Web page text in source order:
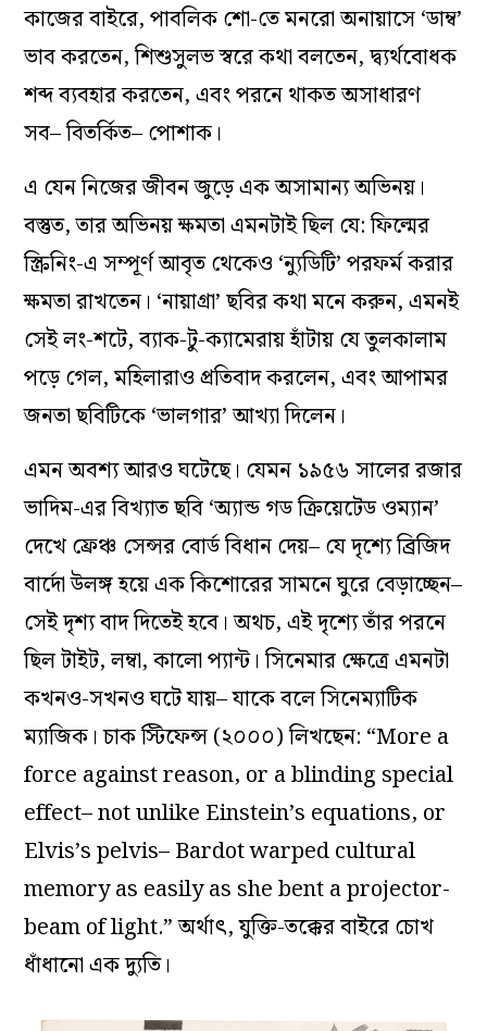
কাজের বাইরে, পাবলিক শো-তে মনরো অনায়াসে ‘ডাম্ব’
ভাব করতেন, শিশুসুলভ স্বরে কথা বলতেন, দ্ব্যর্থবোধক
শব্দ ব্যবহার করতেন, এবং পরনে থাকত অসাধারণ
সব– বিতর্কিত– পোশাক।
এ যেন নিজের জীবন জুড়ে এক অসামান্য অভিনয়।
বস্তুত, তার অভিনয় ক্ষমতা এমনটাই ছিল যে: ফিল্মের
স্ক্রিনিং-এ সম্পূর্ণ আবৃত থেকেও ‘ন্যুডিটি’ পরফর্ম করার
ক্ষমতা রাখতেন। ‘নায়াগ্রা’ ছবির কথা মনে করুন, এমনই
সেই লং-শটে, ব্যাক-টু-ক্যামেরায় হাঁটায় যে তুলকালাম
পড়ে গেল, মহিলারাও প্রতিবাদ করলেন, এবং আপামর
জনতা ছবিটিকে ‘ভালগার’ আখ্যা দিলেন।
এমন অবশ্য আরও ঘটেছে। যেমন ১৯৫৬ সালের রজার
ভাদিম-এর বিখ্যাত ছবি ‘অ্যান্ড গড ক্রিয়েটেড ওম্যান’
দেখে ফ্রেঞ্চ সেন্সর বোর্ড বিধান দেয়– যে দৃশ্যে ব্রিজিদ
বার্দো উলঙ্গ হয়ে এক কিশোরের সামনে ঘুরে বেড়াচ্ছেন–
সেই দৃশ্য বাদ দিতেই হবে। অথচ, এই দৃশ্যে তাঁর পরনে
ছিল টাইট, লম্বা, কালো প্যান্ট। সিনেমার ক্ষেত্রে এমনটা
কখনও-সখনও ঘটে যায়– যাকে বলে সিনেম্যাটিক
ম্যাজিক। চাক স্টিফেন্স (২০০০) লিখছেন: “More a
force against reason, or a blinding special
effect– not unlike Einstein’s equations, or
Elvis’s pelvis– Bardot warped cultural
memory as easily as she bent a projector-
beam of light.” অর্থাৎ, যুক্তি-তক্কের বাইরে চোখ
ধাঁধানো এক দ্যুতি।